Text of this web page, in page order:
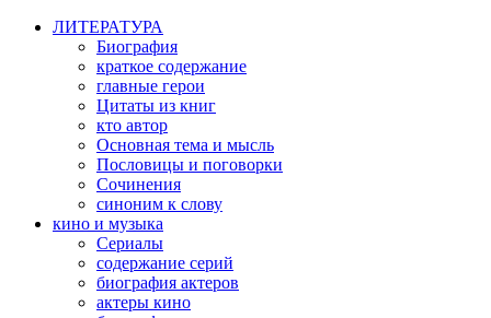
ЛИТЕРАТУРА
Биография
краткое содержание
главные герои
Цитаты из книг
кто автор
Основная тема и мысль
Пословицы и поговорки
Сочинения
синоним к слову
кино и музыка
Сериалы
содержание серий
биография актеров
актеры кино